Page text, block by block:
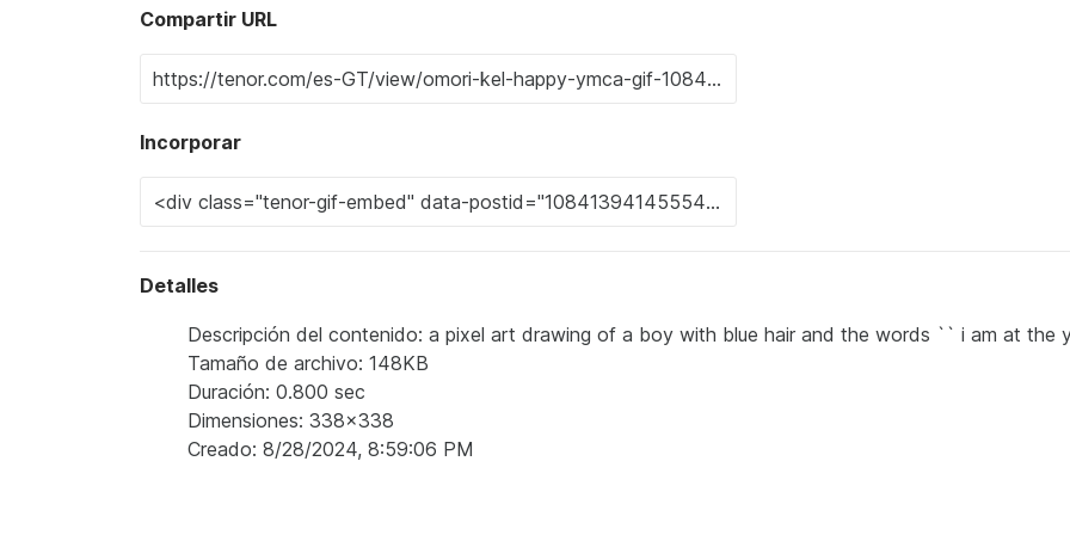
Compartir URL
Incorporar
Detalles
Descripción del contenido: a pixel art drawing of a boy with blue hair and the words `` i am at the
Tamaño de archivo: 148KB
Duración: 0.800 sec
Dimensiones: 338x338
Creado: 8/28/2024, 8:59:06 PM